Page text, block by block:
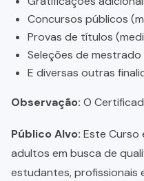
Concursos públicos
Provas de títulos
Seleções de
E diversas outras
Observação: O
Público Alvo: Este Curso
adultos em busca de
estudantes, profissionais